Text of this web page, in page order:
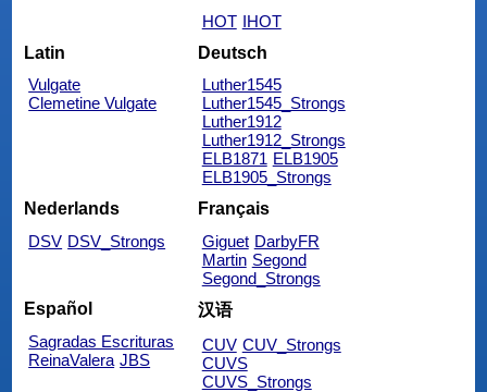
HOT IHOT
Latin
Vulgate
Clemetine Vulgate
Deutsch
Luther1545
Luther1545_Strongs
Luther1912
Luther1912_Strongs
ELB1871 ELB1905
ELB1905_Strongs
Nederlands
DSV DSV_Strongs
Français
Giguet DarbyFR
Martin Segond
Segond_Strongs
Español
Sagradas Escrituras
ReinaValera JBS
汉语
CUV CUV_Strongs
CUVS
CUVS_Strongs